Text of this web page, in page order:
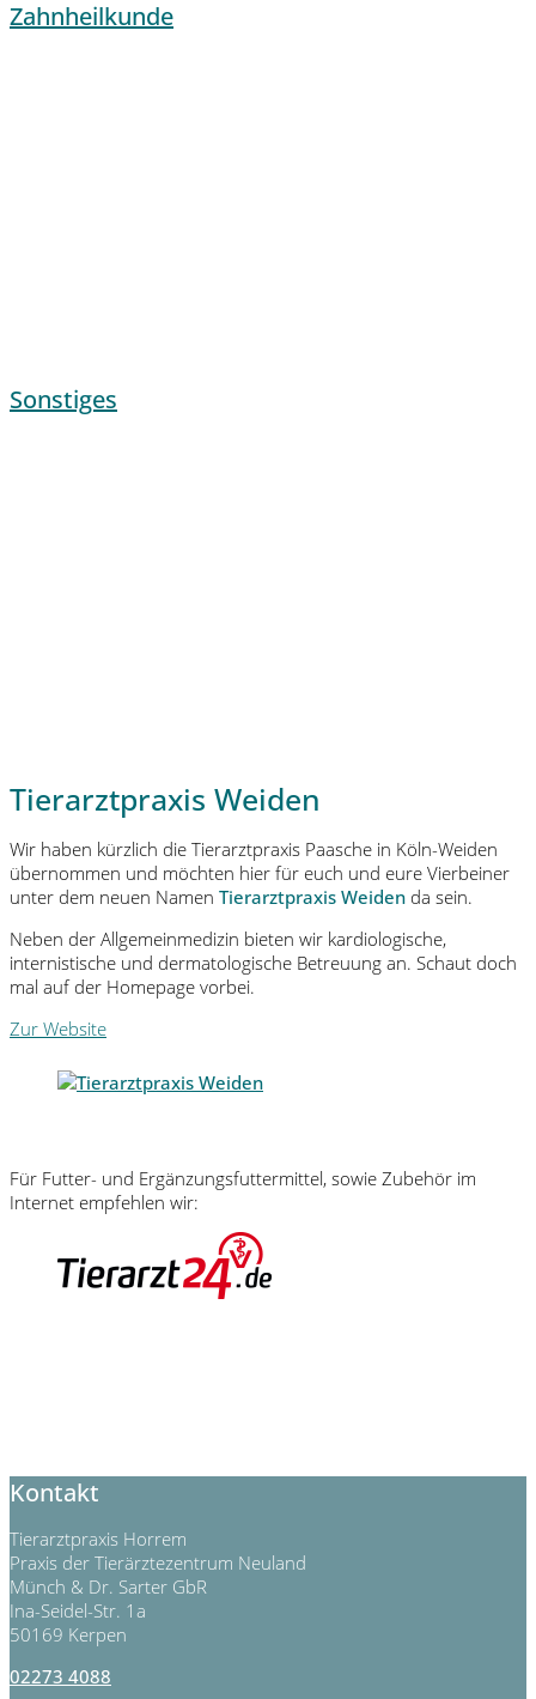
Zahnheilkunde
Sonstiges
Tierarztpraxis Weiden
Wir haben kürzlich die Tierarztpraxis Paasche in Köln-Weiden
übernommen und möchten hier für euch und eure Vierbeiner
unter dem neuen Namen Tierarztpraxis Weiden da sein.
Neben der Allgemeinmedizin bieten wir kardiologische,
internistische und dermatologische Betreuung an. Schaut doch
mal auf der Homepage vorbei.
Zur Website
Für Futter- und Ergänzungsfuttermittel, sowie Zubehör im
Internet empfehlen wir:
Kontakt
Tierarztpraxis Horrem
Praxis der Tierärztezentrum Neuland
Münch & Dr. Sarter GbR
Ina-Seidel-Str. 1a
50169 Kerpen
02273 4088